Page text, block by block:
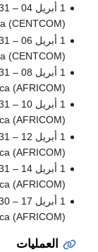
(CENTCOM)
(CENTCOM)
(AFRICOM)
(AFRICOM)
(AFRICOM)
(AFRICOM)
(AFRICOM)
العمليات